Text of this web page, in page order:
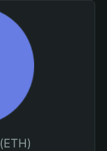
محفظة إيثيريوم (ETH)